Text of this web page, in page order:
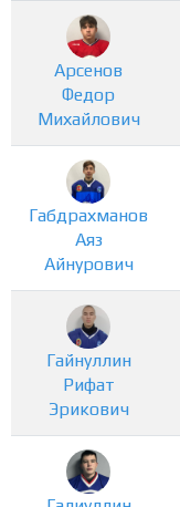
Арсенов
Федор
Михайлович
Габдрахманов
Аяз
Айнурович
Гайнуллин
Рифат
Эрикович